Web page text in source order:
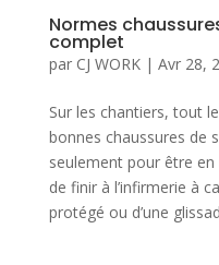
Normes
complet
par CJ WORK| Avr 28,
Sur les chantiers, tout
bonnes chaussures de
seulement pour être
de finir à l’infirmerie à
protégé ou d’une